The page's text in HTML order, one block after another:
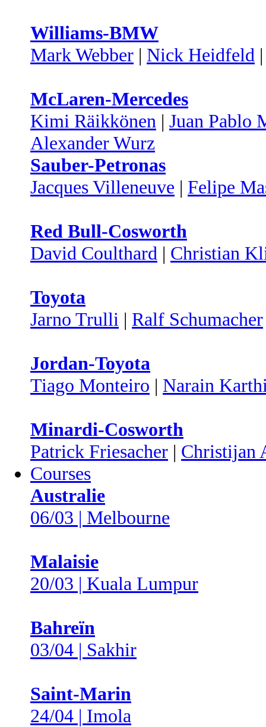
Williams-BMW
Mark Webber | Nick Heidfeld |
McLaren-Mercedes
Kimi Räikkönen | Juan Pablo
Alexander Wurz
Sauber-Petronas
Jacques Villeneuve | Felipe
Red Bull-Cosworth
David Coulthard | Christian
Toyota
Jarno Trulli | Ralf Schumacher
Jordan-Toyota
Tiago Monteiro | Narain
Minardi-Cosworth
Patrick Friesacher | Christijan
Courses
Australie
06/03 | Melbourne
Malaisie
20/03 | Kuala Lumpur
Bahreïn
03/04 | Sakhir
Saint-Marin
24/04 | Imola